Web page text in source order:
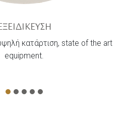
κατάρτιση, state of the art
equipment.